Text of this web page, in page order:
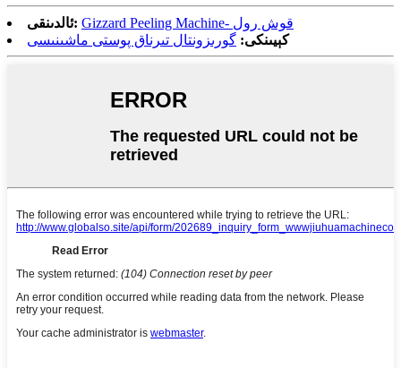
ئالدىنقى:
Gizzard Peeling Machine- قوش رول
كېيىنكى: گورىزونتال تىرناق پوستى ماشىنىسى